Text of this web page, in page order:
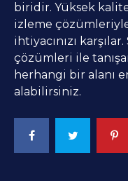
biridir. Yüksek
izleme
ihtiyacınızı
çözümleri ile
herhangi bir alanı
alabilirsiniz.